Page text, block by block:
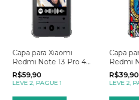
Capa para Xiaomi
Redmi Note 13 Pro 4g
com Foto Momentos
Spotify
R$59,90
LEVE 2, PAGUE 1
Capa
Redmi
Fé Vitrais
R$39,90
LEVE 2,